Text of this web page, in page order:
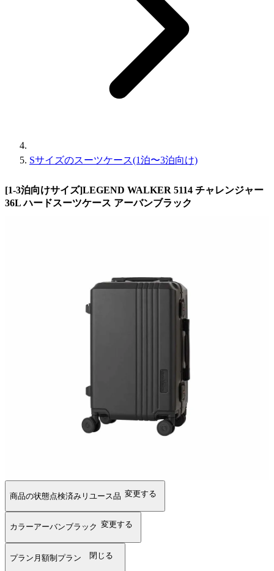
Sサイズのスーツケース(1泊〜3泊向け)
[1-3泊向けサイズ]LEGEND WALKER 5114 チャレンジャー
36L ハードスーツケース アーバンブラック
商品の状態点検済みリユース品 変更する
カラーアーバンブラック 変更する
プラン 月額制プラン 閉じる